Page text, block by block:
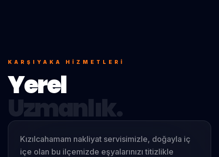
KARŞIYAKA HIZMETLERI
Yerel
Uzmanlık.
Kızılcahamam nakliyat servisimizle, doğayla iç
içe olan bu ilçemizde eşyalarınızı titizlikle